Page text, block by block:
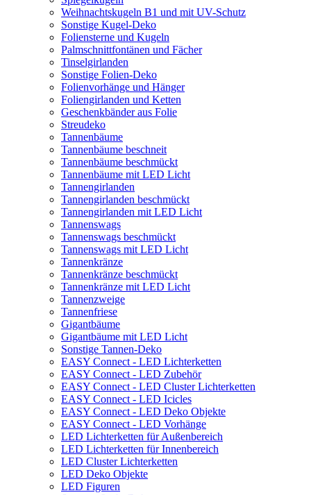
Weihnachtskugeln B1 und mit UV-Schutz
Sonstige Kugel-Deko
Foliensterne und Kugeln
Palmschnittfontänen und Fächer
Tinselgirlanden
Sonstige Folien-Deko
Folienvorhänge und Hänger
Foliengirlanden und Ketten
Geschenkbänder aus Folie
Streudeko
Tannenbäume
Tannenbäume beschneit
Tannenbäume beschmückt
Tannenbäume mit LED Licht
Tannengirlanden
Tannengirlanden beschmückt
Tannengirlanden mit LED Licht
Tannenswags
Tannenswags beschmückt
Tannenswags mit LED Licht
Tannenkränze
Tannenkränze beschmückt
Tannenkränze mit LED Licht
Tannenzweige
Tannenfriese
Gigantbäume
Gigantbäume mit LED Licht
Sonstige Tannen-Deko
EASY Connect - LED Lichterketten
EASY Connect - LED Zubehör
EASY Connect - LED Cluster Lichterketten
EASY Connect - LED Icicles
EASY Connect - LED Deko Objekte
EASY Connect - LED Vorhänge
LED Lichterketten für Außenbereich
LED Lichterketten für Innenbereich
LED Cluster Lichterketten
LED Deko Objekte
LED Figuren